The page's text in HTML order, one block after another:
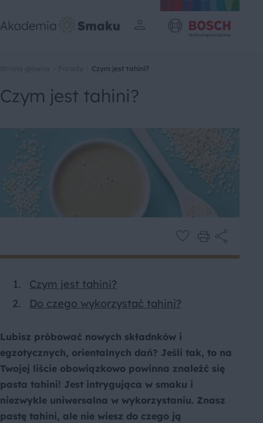
Czym jest tahini?
Czym jest tahini?
Czym jest tahini?
Do czego wykorzystać tahini?
Lubisz próbować nowych składnków i
egzotycznych, orientalnych dań? Jeśli tak, to na
Twojej liście obowiązkowo powinna znaleźć się
pasta tahini! Jest intrygująca w smaku i
niezwykle uniwersalna w wykorzystaniu. Znasz
pastę tahini, ale nie wiesz do czego ją